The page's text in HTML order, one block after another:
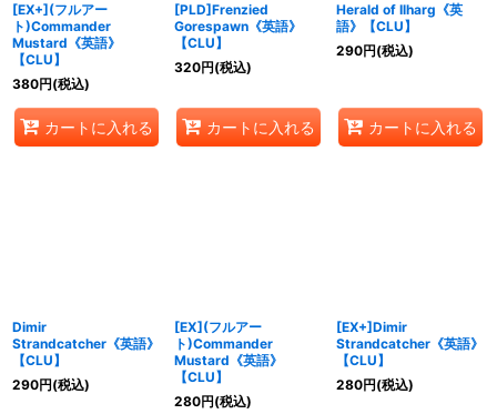
[EX+](フルアー
ト)Commander
Mustard《英語》
【CLU】
380円(税込)
カートに入れる
[PLD]Frenzied
Gorespawn《英語》
【CLU】
320円(税込)
カートに入れる
Herald of Ilharg《英
語》【CLU】
290円(税込)
カートに入れる
Dimir
Strandcatcher《英語》
【CLU】
290円(税込)
[EX](フルアー
ト)Commander
Mustard《英語》
【CLU】
280円(税込)
[EX+]Dimir
Strandcatcher《英語》
【CLU】
280円(税込)